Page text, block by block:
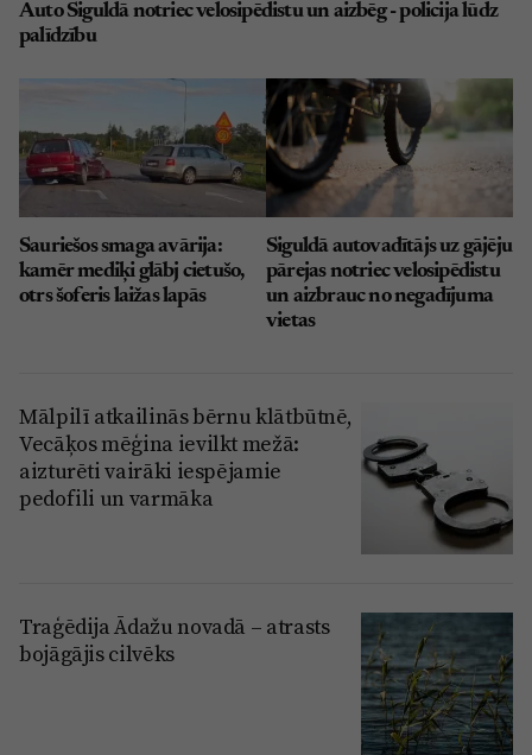
Auto Siguldā notriec velosipēdistu un aizbēg - policija lūdz
palīdzību
Sauriešos smaga avārija:
kamēr mediķi glābj cietušo,
otrs šoferis laižas lapās
Siguldā autovadītājs uz gājēju
pārejas notriec velosipēdistu
un aizbrauc no negadījuma
vietas
Mālpilī atkailinās bērnu klātbūtnē,
Vecāķos mēģina ievilkt mežā:
aizturēti vairāki iespējamie
pedofili un varmāka
Traģēdija Ādažu novadā – atrasts
bojāgājis cilvēks